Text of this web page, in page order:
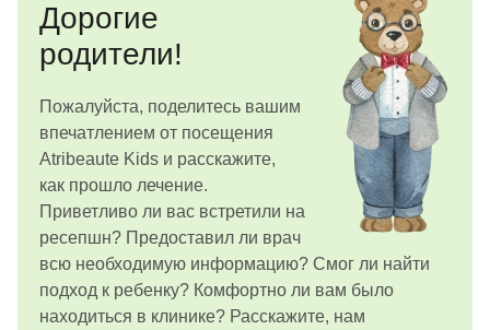
Дорогие
родители!
Пожалуйста, поделитесь вашим
впечатлением от посещения
Atribeaute Kids и расскажите,
как прошло лечение.
Приветливо ли вас встретили на
ресепшн? Предоставил ли врач
всю необходимую информацию? Смог ли найти
подход к ребенку? Комфортно ли вам было
находиться в клинике? Расскажите, нам